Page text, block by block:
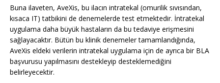
Buna ilaveten, AveXis, bu ilacın intratekal (omurilik sıvısından,
kısaca IT) tatbikini de denemelerde test etmektedir. İntratekal
uygulama daha büyük hastaların da bu tedaviye erişmesini
sağlayacaktır. Bütün bu klinik denemeler tamamlandığında,
AveXis eldeki verilerin intratekal uygulama için de ayrıca bir BLA
başvurusu yapılmasını destekleyip desteklemediğini
belirleyecektir.